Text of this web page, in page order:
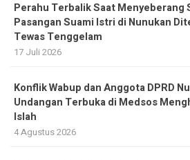
Perahu Terbalik Saat Menyeberang
Pasangan Suami Istri di Nunukan
Tewas Tenggelam
17 Juli 2026
Konflik Wabup dan Anggota DPRD
Undangan Terbuka di Medsos
Islah
4 Agustus 2026